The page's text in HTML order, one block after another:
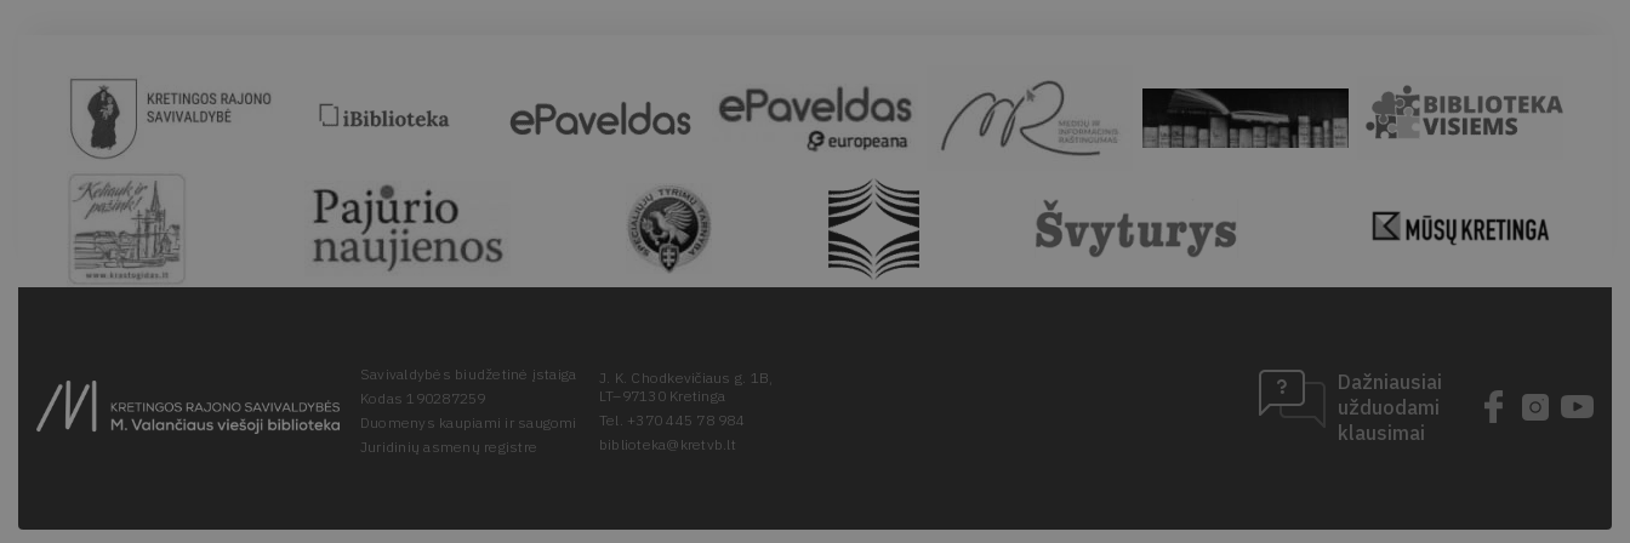
Savivaldybės biudžetinė įstaiga
Kodas 190287259
Duomenys kaupiami ir saugomi
Juridinių asmenų registre
J. K. Chodkevičiaus g. 1B,
LT–97130 Kretinga
Tel. +370 445 78 984
biblioteka@kretvb.lt
Dažniausiai
užduodami
klausimai